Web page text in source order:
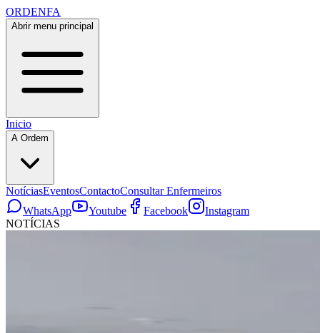
ORDENFA
Abrir menu principal
Inicio
A Ordem
NotíciasEventosContactoConsultar Enfermeiros
WhatsApp
Youtube Facebook
Instagram
NOTÍCIAS